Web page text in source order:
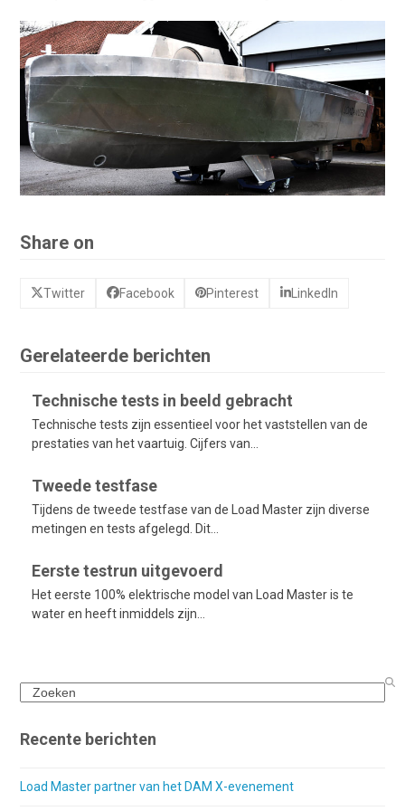
Share on
Twitter Facebook Pinterest LinkedIn
Gerelateerde berichten
Technische tests in beeld gebracht
Technische tests zijn essentieel voor het vaststellen van de
prestaties van het vaartuig. Cijfers van…
Tweede testfase
Tijdens de tweede testfase van de Load Master zijn diverse
metingen en tests afgelegd. Dit…
Eerste testrun uitgevoerd
Het eerste 100% elektrische model van Load Master is te
water en heeft inmiddels zijn…
Search
Recente berichten
Load Master partner van het DAM X-evenement